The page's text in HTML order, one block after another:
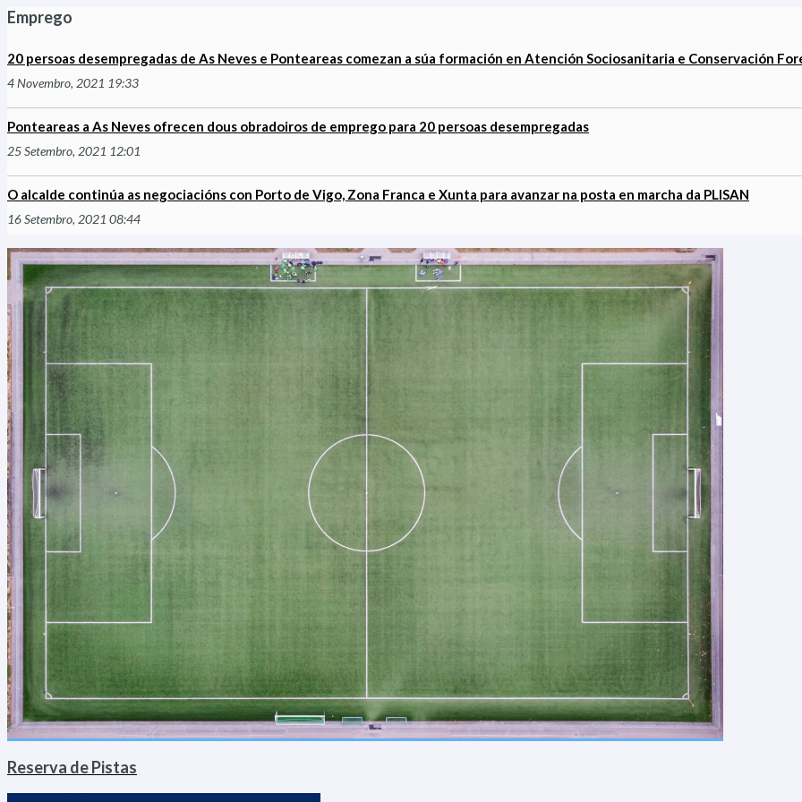
Emprego
20 persoas desempregadas de As Neves e Ponteareas comezan a súa formación en Atención Sociosanitaria e Conservación
4 Novembro, 2021 19:33
Ponteareas a As Neves ofrecen dous obradoiros de emprego para 20 persoas desempregadas
25 Setembro, 2021 12:01
O alcalde continúa as negociacións con Porto de Vigo, Zona Franca e Xunta para avanzar na posta en marcha da PLISAN
16 Setembro, 2021 08:44
Reserva de Pistas